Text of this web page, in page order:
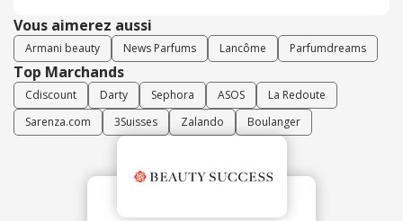
Vous aimerez aussi
Armani beauty News Parfums Lancôme Parfumdreams
Top Marchands
Cdiscount Darty Sephora ASOS
La Redoute
Sarenza.com
3Suisses Zalando Boulanger